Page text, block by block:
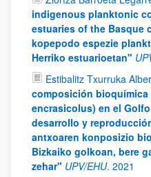
indigenous planktonic
estuaries of the Basque
kopepodo espezie
Herriko estuarioetan"
Estibalitz Txurruka
composición
encrasicolus) en el
desarrollo y
antxoaren konposizio
Bizkaiko golkoan, bere
zehar" UPV/EHU. 2021